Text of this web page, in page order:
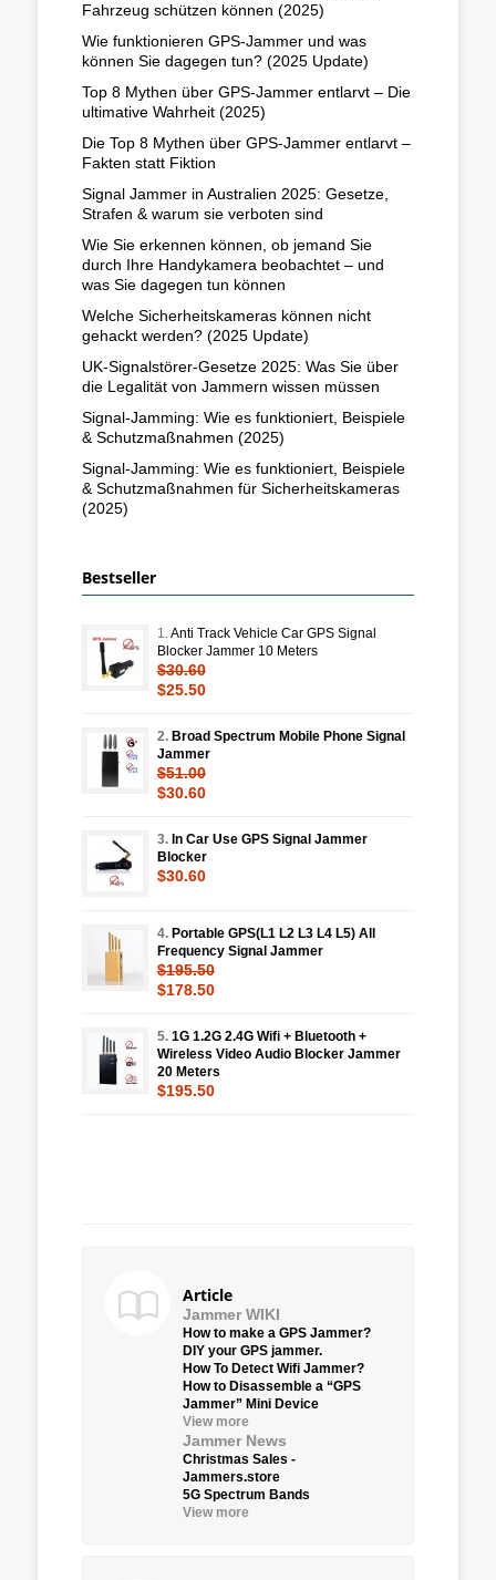
Fahrzeug schützen können (2025)
Wie funktionieren GPS-Jammer und was
können Sie dagegen tun? (2025 Update)
Top 8 Mythen über GPS-Jammer entlarvt – Die
ultimative Wahrheit (2025)
Die Top 8 Mythen über GPS-Jammer entlarvt –
Fakten statt Fiktion
Signal Jammer in Australien 2025: Gesetze,
Strafen & warum sie verboten sind
Wie Sie erkennen können, ob jemand Sie
durch Ihre Handykamera beobachtet – und
was Sie dagegen tun können
Welche Sicherheitskameras können nicht
gehackt werden? (2025 Update)
UK-Signalstörer-Gesetze 2025: Was Sie über
die Legalität von Jammern wissen müssen
Signal-Jamming: Wie es funktioniert, Beispiele
& Schutzmaßnahmen (2025)
Signal-Jamming: Wie es funktioniert, Beispiele
& Schutzmaßnahmen für Sicherheitskameras
(2025)
Bestseller
1.Anti Track Vehicle Car GPS Signal
Blocker Jammer 10 Meters
$30.60
$25.50
2. Broad Spectrum Mobile Phone Signal
Jammer
$51.00
$30.60
3. In Car Use GPS Signal Jammer
Blocker
$30.60
4. Portable GPS(L1 L2 L3 L4 L5) All
Frequency Signal Jammer
$195.50
$178.50
5. 1G 1.2G 2.4G Wifi + Bluetooth +
Wireless Video Audio Blocker Jammer
20 Meters
$195.50
Article
Jammer WIKI
How to make a GPS Jammer?
DIY your GPS jammer.
How To Detect Wifi Jammer?
How to Disassemble a “GPS
Jammer” Mini Device
View more
Jammer News
Christmas Sales -
Jammers.store
5G Spectrum Bands
View more